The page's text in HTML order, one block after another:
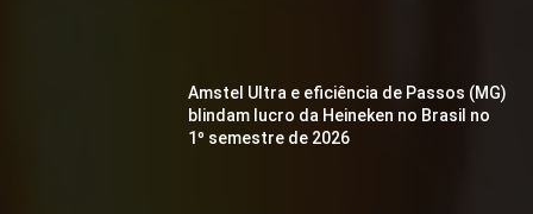
Amstel Ultra e eficiência de Passos (MG)
blindam lucro da Heineken no Brasil no
1º semestre de 2026